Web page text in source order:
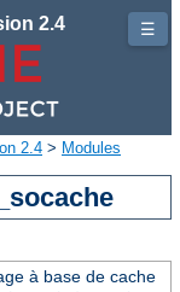
2.4
2.4 > Modules
à base de cache
☰